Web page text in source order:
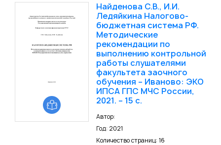
Найденова С.В., И.И.
Ледяйкина Налогово-
бюджетная система РФ.
Методические
рекомендации по
выполнению контрольной
работы слушателями
факультета заочного
обучения – Иваново: ЭКО
ИПСА ГПС МЧС России,
2021. – 15 с.
Автор:
Год: 2021
Количество страниц: 16